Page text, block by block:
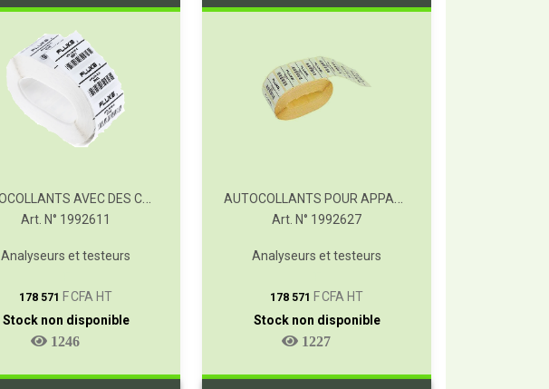
AUTOCOLLANTS AVEC DES CHIFFRES 0-1000 VE1000
Art. N° 1992611
Analyseurs et testeurs
178 571 F CFA HT
Stock non disponible
1246
AUTOCOLLANTS POUR APPAREILS APP2000
Art. N° 1992627
Analyseurs et testeurs
178 571 F CFA HT
Stock non disponible
1227